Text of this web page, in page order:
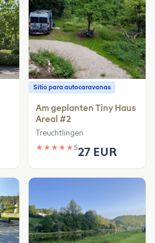
Sítio para autocaravanas
Am geplanten Tiny Haus
Areal #2
Treuchtlingen
★ ★ ★ ★ ★527 EUR